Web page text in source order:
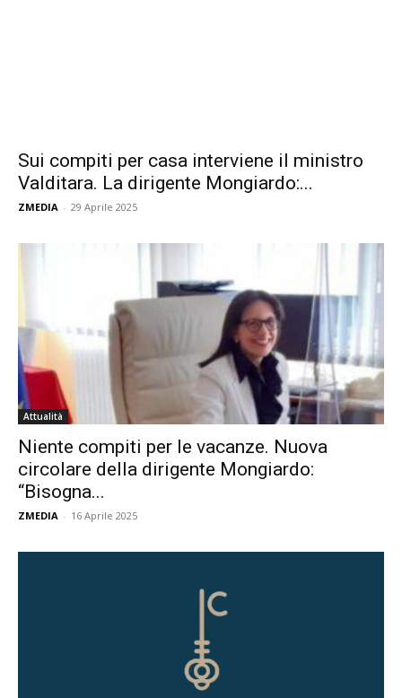
Sui compiti per casa interviene il ministro
Valditara. La dirigente Mongiardo:...
ZMEDIA - 29 Aprile 2025
Attualità
Niente compiti per le vacanze. Nuova
circolare della dirigente Mongiardo:
“Bisogna...
ZMEDIA - 16 Aprile 2025